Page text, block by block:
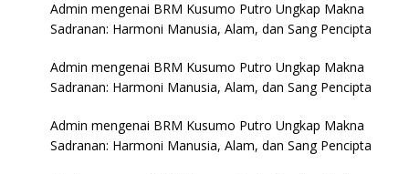
Admin mengenai BRM Kusumo Putro Ungkap Makna
Sadranan: Harmoni Manusia, Alam, dan Sang Pencipta
Admin mengenai BRM Kusumo Putro Ungkap Makna
Sadranan: Harmoni Manusia, Alam, dan Sang Pencipta
Admin mengenai BRM Kusumo Putro Ungkap Makna
Sadranan: Harmoni Manusia, Alam, dan Sang Pencipta